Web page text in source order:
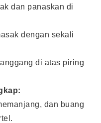
dan panaskan di
dengan sekali
di atas piring
dan buang